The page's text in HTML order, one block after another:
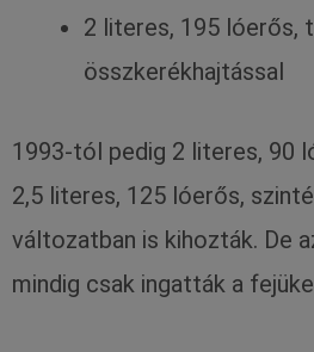
2 literes, 195 lóerős,
összkerékhajtással
1993-tól pedig 2 literes, 90
2,5 literes, 125 lóerős,
változatban is kihozták. De
mindig csak ingatták a